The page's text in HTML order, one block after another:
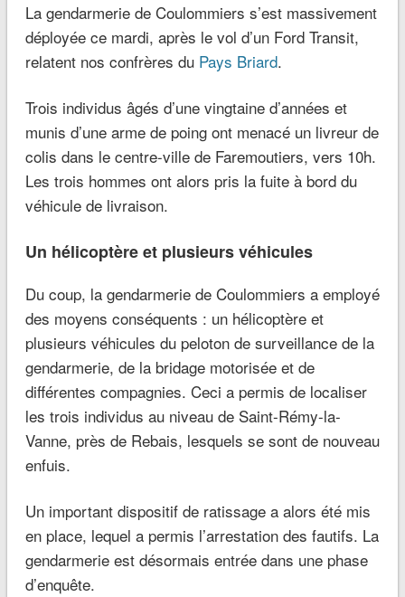
La gendarmerie de Coulommiers s’est massivement
déployée ce mardi, après le vol d’un Ford Transit,
relatent nos confrères du Pays Briard.
Trois individus âgés d’une vingtaine d’années et
munis d’une arme de poing ont menacé un livreur de
colis dans le centre-ville de Faremoutiers, vers 10h.
Les trois hommes ont alors pris la fuite à bord du
véhicule de livraison.
Un hélicoptère et plusieurs véhicules
Du coup, la gendarmerie de Coulommiers a employé
des moyens conséquents : un hélicoptère et
plusieurs véhicules du peloton de surveillance de la
gendarmerie, de la bridage motorisée et de
différentes compagnies. Ceci a permis de localiser
les trois individus au niveau de Saint-Rémy-la-
Vanne, près de Rebais, lesquels se sont de nouveau
enfuis.
Un important dispositif de ratissage a alors été mis
en place, lequel a permis l’arrestation des fautifs. La
gendarmerie est désormais entrée dans une phase
d’enquête.